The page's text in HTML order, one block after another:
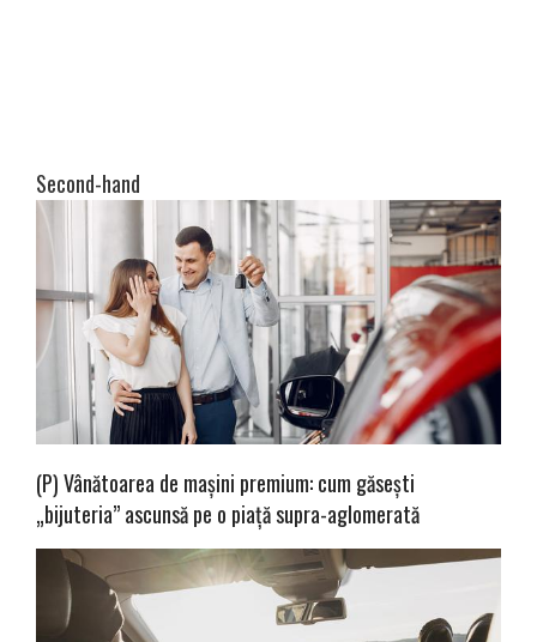
Second-hand
(P) Vânătoarea de mașini premium: cum găsești
„bijuteria” ascunsă pe o piață supra-aglomerată